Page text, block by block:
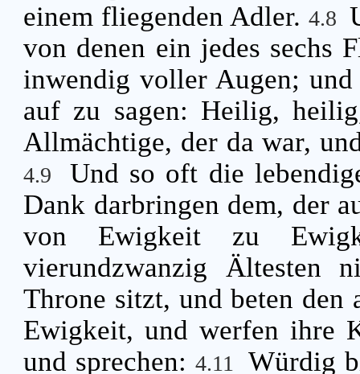
einem fliegenden Adler.4.8
von denen ein jedes sechs
inwendig voller Augen;
auf zu sagen: Heilig,
Allmächtige, der da war,
4.9
Und so oft die
Dank darbringen dem, der
von Ewigkeit zu
vierundzwanzig Ältesten
Throne sitzt, und beten
Ewigkeit, und werfen ihre
und sprechen:4.11 Würdig